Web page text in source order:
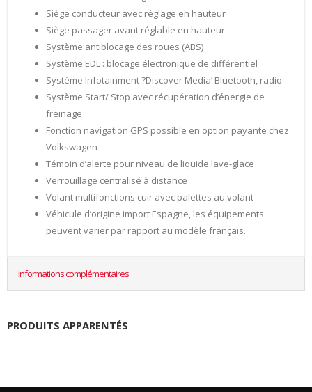
Siège conducteur avec réglage en hauteur
Siège passager avant réglable en hauteur
Système antiblocage des roues (ABS)
Système EDL : blocage électronique de différentiel
Système Infotainment ?Discover Media’ Bluetooth, radio.
Système Start/ Stop avec récupération d’énergie de
freinage
Fonction navigation GPS possible en option payante chez
Volkswagen
Témoin d’alerte pour niveau de liquide lave-glace
Verrouillage centralisé à distance
Volant multifonctions cuir avec palettes au volant
Véhicule d’origine import Espagne, les équipements
peuvent varier par rapport au modèle français.
Informations complémentaires
PRODUITS APPARENTÉS